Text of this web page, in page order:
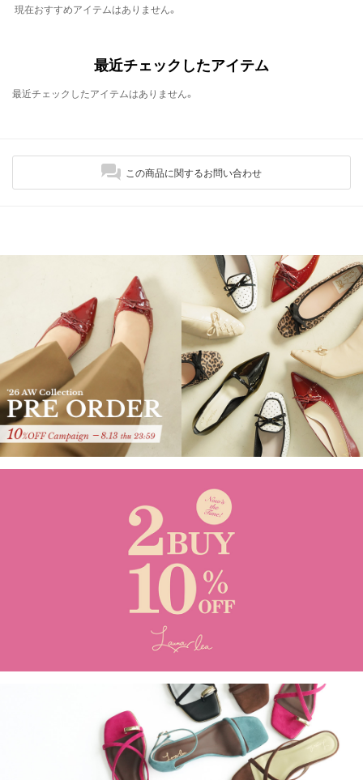
現在おすすめアイテムはありません。
最近チェックしたアイテム
最近チェックしたアイテムはありません。
この商品に関するお問い合わせ